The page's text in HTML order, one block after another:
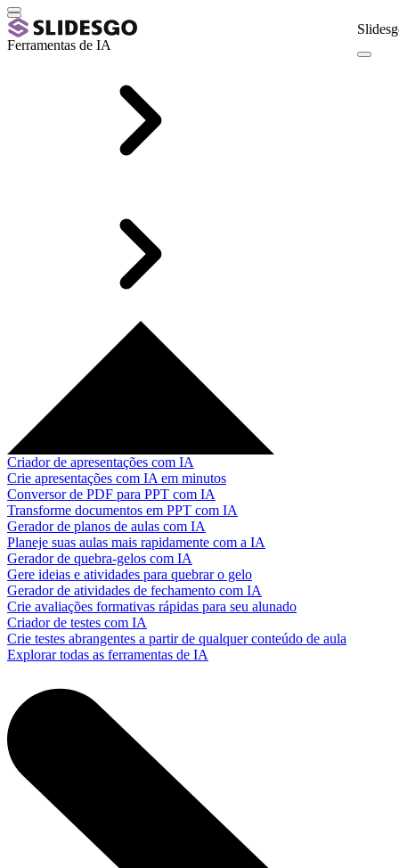
Ferramentas de IA
Criador de apresentações com IA
Crie apresentações com IA em minutos
Conversor de PDF para PPT com IA
Transforme documentos em PPT com IA
Gerador de planos de aulas com IA
Planeje suas aulas mais rapidamente com a IA
Gerador de quebra-gelos com IA
Gere ideias e atividades para quebrar o gelo
Gerador de atividades de fechamento com IA
Crie avaliações formativas rápidas para seu alunado
Criador de testes com IA
Crie testes abrangentes a partir de qualquer conteúdo de aula
Explorar todas as ferramentas de IA